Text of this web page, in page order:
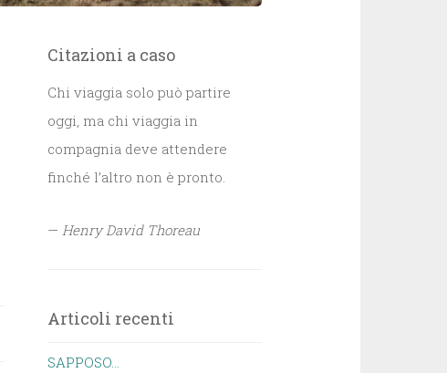
Citazioni a caso
Chi viaggia solo può partire
oggi, ma chi viaggia in
compagnia deve attendere
finché l’altro non è pronto.
—Henry David Thoreau
Articoli recenti
SAPPOSO…